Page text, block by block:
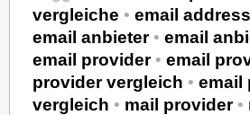
vergleiche • email
email anbieter• email
email provider• email
provider vergleich • email
vergleich • mail provider•